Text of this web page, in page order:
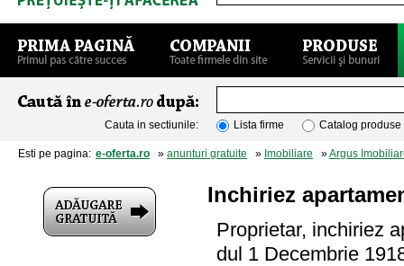
Cauta in sectiunile: Lista firme Catalog produse
Esti pe pagina: e-oferta.ro » anunturi gratuite » Imobiliare »Argus
Inchiriez
Proprietar, inchiriez
dul 1 Decembrie